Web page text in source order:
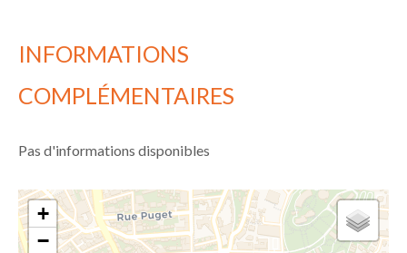
INFORMATIONS
COMPLÉMENTAIRES
Pas d'informations disponibles
+
−